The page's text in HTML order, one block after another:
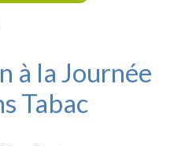
à la Journée
Tabac